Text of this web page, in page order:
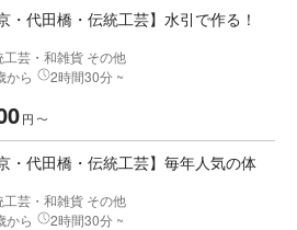
・代田橋・伝統工芸】水引で作る！
工芸・和雑貨 その他
から
2時間30分 ~
円 〜
・代田橋・伝統工芸】毎年人気の体
工芸・和雑貨 その他
から
2時間30分 ~